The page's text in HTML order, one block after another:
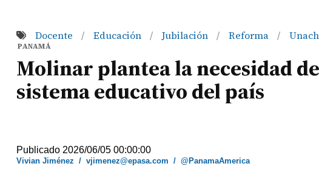
Docente / Educación / Jubilación / Reforma /
PANAMÁ
Molinar plantea la necesidad
sistema educativo del país
Publicado 2026/06/05 00:00:00
Vivian Jiménez /vjimenez@epasa.com /@PanamaAmerica